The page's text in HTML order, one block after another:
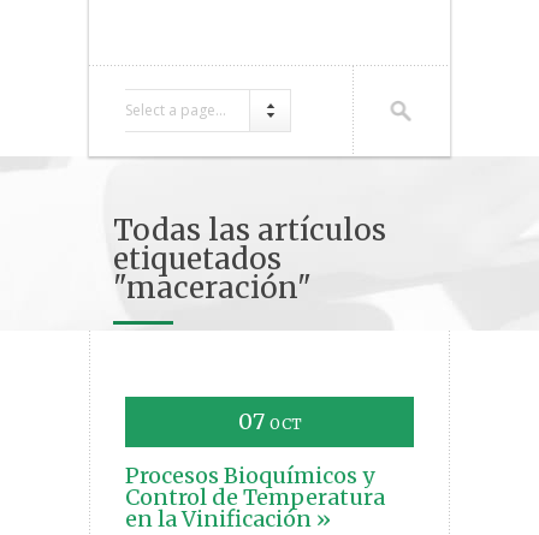
Select a page...
Todas las artículos
etiquetados
"maceración"
07 OCT
Procesos Bioquímicos y
Control de Temperatura
en la Vinificación »